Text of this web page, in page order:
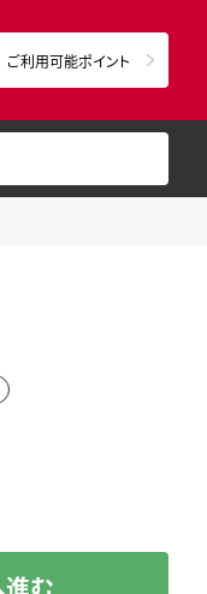
ご利用可能ポイント